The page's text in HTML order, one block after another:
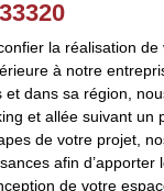
la réalisation de
à notre
et dans sa région,
et allée suivant un
de votre projet,
afin d’apporter
de votre